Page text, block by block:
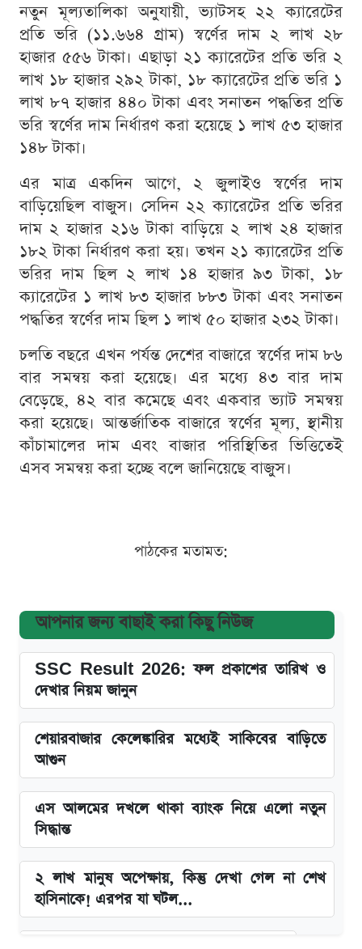
নতুন মূল্যতালিকা অনুযায়ী, ভ্যাটসহ ২২ ক্যারেটের
প্রতি ভরি (১১.৬৬৪ গ্রাম) স্বর্ণের দাম ২ লাখ ২৮
হাজার ৫৫৬ টাকা। এছাড়া ২১ ক্যারেটের প্রতি ভরি ২
লাখ ১৮ হাজার ২৯২ টাকা, ১৮ ক্যারেটের প্রতি ভরি ১
লাখ ৮৭ হাজার ৪৪০ টাকা এবং সনাতন পদ্ধতির প্রতি
ভরি স্বর্ণের দাম নির্ধারণ করা হয়েছে ১ লাখ ৫৩ হাজার
১৪৮ টাকা।
এর মাত্র একদিন আগে, ২ জুলাইও স্বর্ণের দাম
বাড়িয়েছিল বাজুস। সেদিন ২২ ক্যারেটের প্রতি ভরির
দাম ২ হাজার ২১৬ টাকা বাড়িয়ে ২ লাখ ২৪ হাজার
১৮২ টাকা নির্ধারণ করা হয়। তখন ২১ ক্যারেটের প্রতি
ভরির দাম ছিল ২ লাখ ১৪ হাজার ৯৩ টাকা, ১৮
ক্যারেটের ১ লাখ ৮৩ হাজার ৮৮৩ টাকা এবং সনাতন
পদ্ধতির স্বর্ণের দাম ছিল ১ লাখ ৫০ হাজার ২৩২ টাকা।
চলতি বছরে এখন পর্যন্ত দেশের বাজারে স্বর্ণের দাম ৮৬
বার সমন্বয় করা হয়েছে। এর মধ্যে ৪৩ বার দাম
বেড়েছে, ৪২ বার কমেছে এবং একবার ভ্যাট সমন্বয়
করা হয়েছে। আন্তর্জাতিক বাজারে স্বর্ণের মূল্য, স্থানীয়
কাঁচামালের দাম এবং বাজার পরিস্থিতির ভিত্তিতেই
এসব সমন্বয় করা হচ্ছে বলে জানিয়েছে বাজুস।
পাঠকের মতামত:
আপনার জন্য বাছাই করা কিছু নিউজ
SSC Result 2026: ফল প্রকাশের তারিখ ও
দেখার নিয়ম জানুন
শেয়ারবাজার কেলেঙ্কারির মধ্যেই সাকিবের বাড়িতে
আগুন
এস আলমের দখলে থাকা ব্যাংক নিয়ে এলো নতুন
সিদ্ধান্ত
২ লাখ মানুষ অপেক্ষায়, কিন্তু দেখা গেল না শেখ
হাসিনাকে! এরপর যা ঘটল...